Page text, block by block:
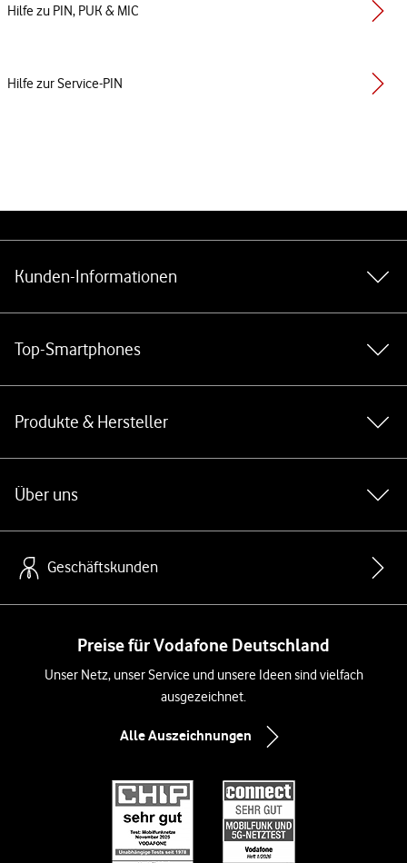
Hilfe zu PIN, PUK & MIC
Hilfe zur Service-PIN
Kunden-Informationen
Top-Smartphones
Produkte & Hersteller
Über uns
Geschäftskunden
Preise für Vodafone Deutschland
Unser Netz, unser Service und unsere Ideen sind vielfach
ausgezeichnet.
Alle Auszeichnungen